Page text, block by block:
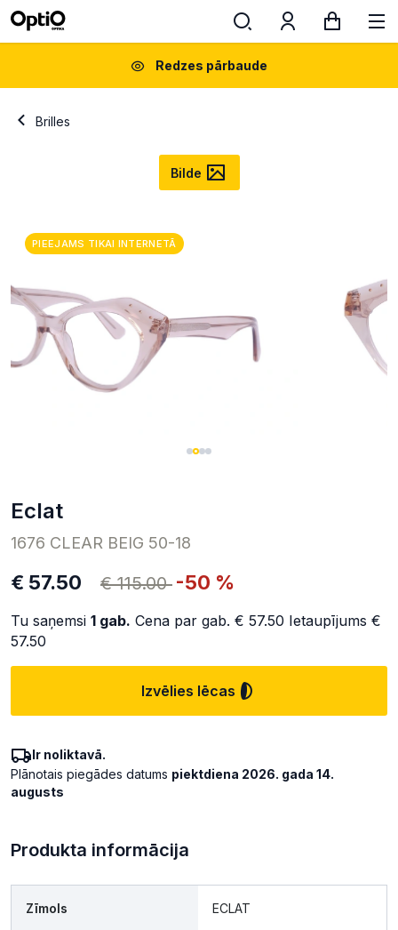
Redzes pārbaude
Brilles
Bilde
PIEEJAMS TIKAI INTERNETĀ
Eclat
1676 CLEAR BEIG 50-18
€ 57.50 € 115.00 -50 %
Tu saņemsi 1 gab. Cena par gab. € 57.50 Ietaupījums €
57.50
Izvēlies lēcas
Ir noliktavā.
Plānotais piegādes datums piektdiena 2026. gada 14.
augusts
Produkta informācija
Zīmols ECLAT